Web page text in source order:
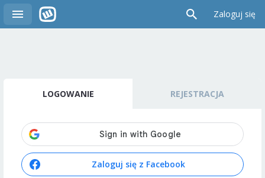
Zaloguj się
LOGOWANIE REJESTRACJA
Zaloguj się z Facebook